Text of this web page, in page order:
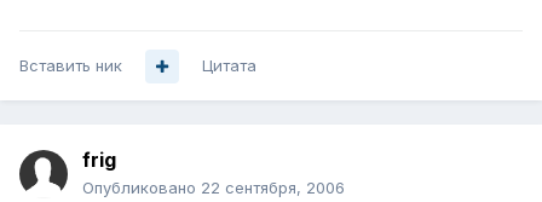
Вставить ник Цитата
frig
Опубликовано 22 сентября, 2006